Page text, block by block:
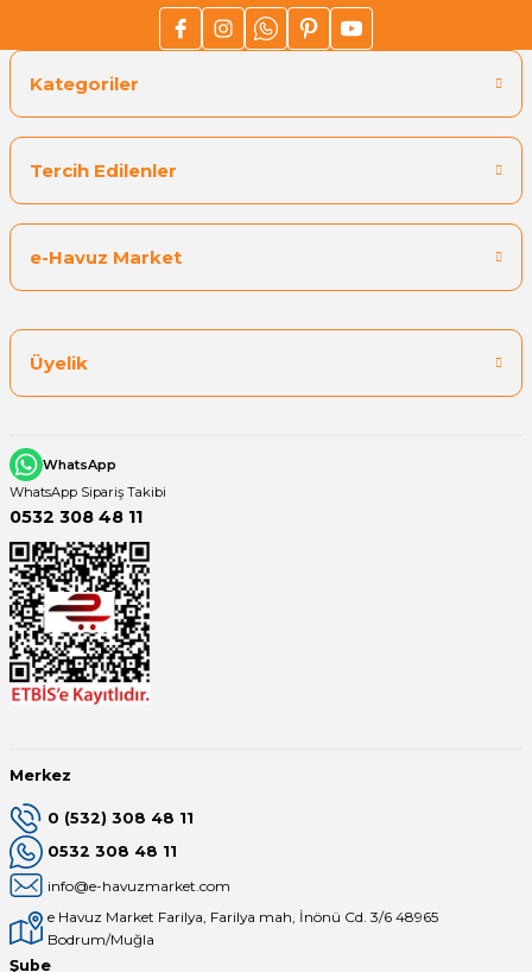
Kategoriler
Tercih Edilenler
e-Havuz Market
Üyelik
WhatsApp
WhatsApp Sipariş Takibi
0532 308 48 11
Merkez
0 (532) 308 48 11
0532 308 48 11
info@e-havuzmarket.com
e Havuz Market Farilya, Farilya mah, İnönü Cd. 3/6 48965
Bodrum/Muğla
Şube